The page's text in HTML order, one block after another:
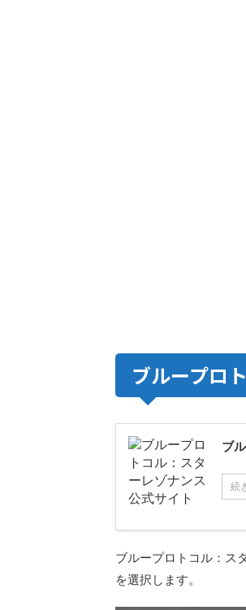
ブループロ
ブ
続
ブループロトコル：ス
を選択します。